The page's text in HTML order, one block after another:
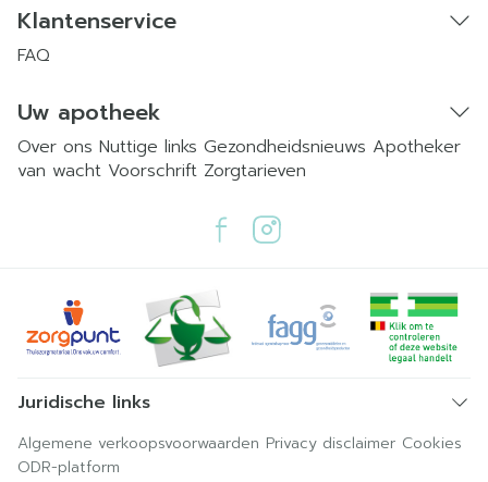
Klantenservice
FAQ
Uw apotheek
Over ons Nuttige links Gezondheidsnieuws Apotheker
van wacht Voorschrift Zorgtarieven
Juridische links
Algemene verkoopsvoorwaarden Privacy disclaimer Cookies
ODR-platform